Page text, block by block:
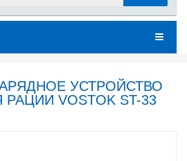
УСТРОЙСТВО
VOSTOK ST-33